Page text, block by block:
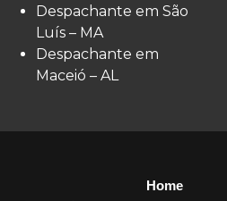
Despachante em São
Luís – MA
Despachante em
Maceió – AL
Home